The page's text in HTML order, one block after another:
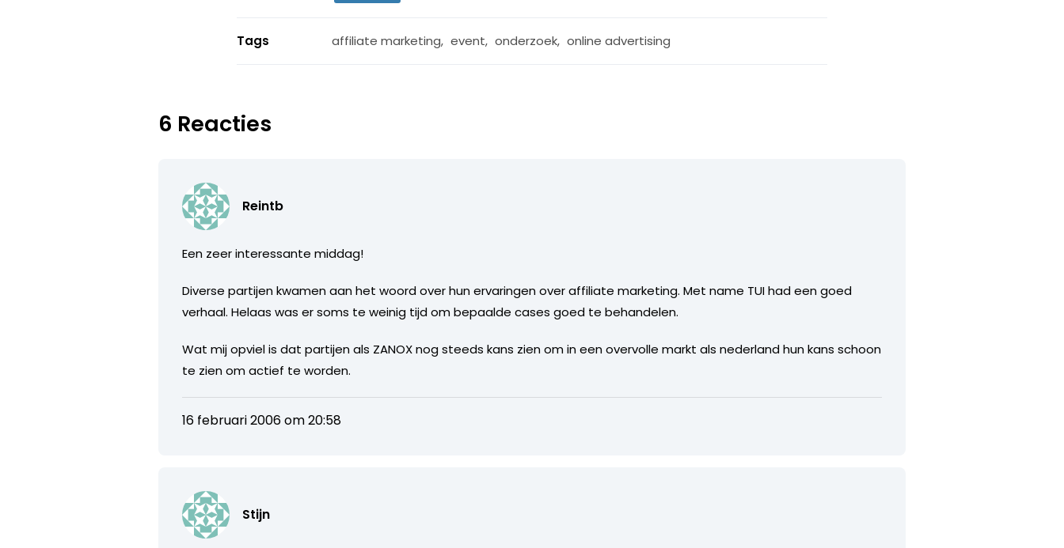
Tags affiliate marketing, event, onderzoek, online advertising
6 Reacties
Reintb
Een zeer interessante middag!
Diverse partijen kwamen aan het woord over hun ervaringen over affiliate marketing. Met name TUI had een goed
verhaal. Helaas was er soms te weinig tijd om bepaalde cases goed te behandelen.
Wat mij opviel is dat partijen als ZANOX nog steeds kans zien om in een overvolle markt als nederland hun kans schoon
te zien om actief te worden.
16 februari 2006 om 20:58
Stijn